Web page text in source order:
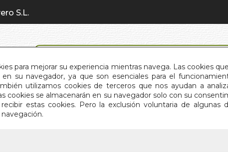
para mejorar su experiencia mientras navega. Las cookies
su navegador, ya que son esenciales para el
utilizamos cookies de terceros que nos ayudan a
cookies se almacenarán en su navegador solo con su
estas cookies. Pero la exclusión voluntaria de algunas
S.L.
INICIO QUIÉNES SOMOS